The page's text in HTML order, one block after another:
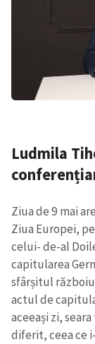
Ludmila
Ziua de 9 mai
Ziua Europei,
celui- de-al
capitularea
sfârșitul
actul de
aceeași zi,
diferit, ceea ce